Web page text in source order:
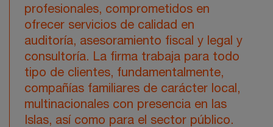
profesionales, comprometidos en
ofrecer servicios de calidad en
auditoría, asesoramiento fiscal y legal y
consultoría. La firma trabaja para todo
tipo de clientes, fundamentalmente,
compañías familiares de carácter local,
multinacionales con presencia en las
Islas, así como para el sector público.